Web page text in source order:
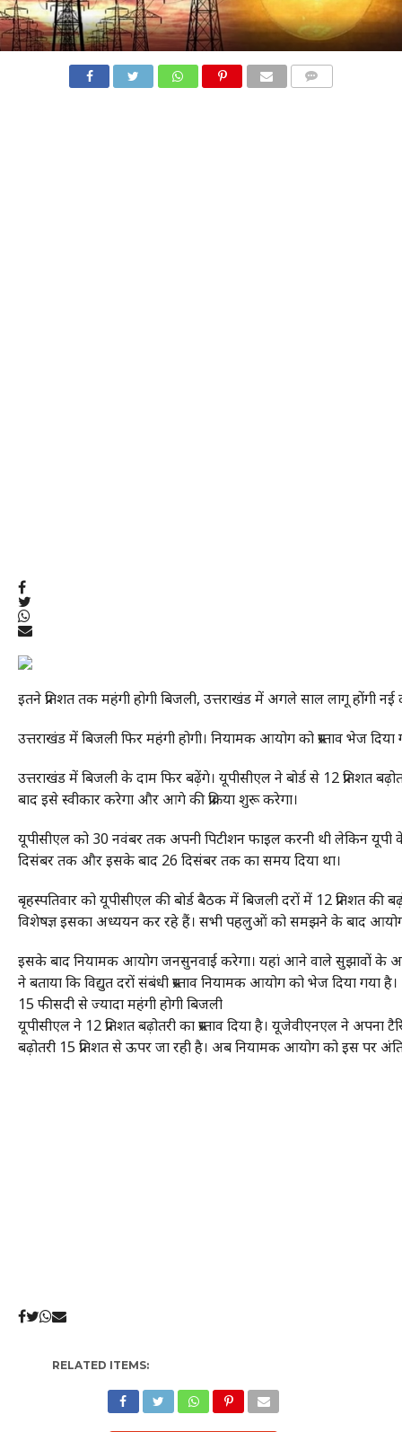
इतने प्रतिशत तक महंगी होगी बिजली, उत्तराखंड में अगले साल लागू होंगी नई
उत्तराखंड में बिजली फिर महंगी होगी। नियामक आयोग को प्रस्ताव भेज
उत्तराखंड में बिजली के दाम फिर बढ़ेंगे। यूपीसीएल ने बोर्ड से 12 प्रतिशत
बाद इसे स्वीकार करेगा और आगे की प्रक्रिया शुरू करेगा।
यूपीसीएल को 30 नवंबर तक अपनी पिटीशन फाइल करनी थी लेकिन यूपी
दिसंबर तक और इसके बाद 26 दिसंबर तक का समय दिया था।
बृहस्पतिवार को यूपीसीएल की बोर्ड बैठक में बिजली दरों में 12
विशेषज्ञ इसका अध्ययन कर रहे हैं। सभी पहलुओं को समझने के बाद आयोग
इसके बाद नियामक आयोग जनसुनवाई करेगा। यहां आने वाले सुझावों के
ने बताया कि विद्युत दरों संबंधी प्रस्ताव नियामक आयोग को भेज दिया गया है।
15 फीसदी से ज्यादा महंगी होगी बिजली
यूपीसीएल ने 12 प्रतिशत बढ़ोतरी का प्रस्ताव दिया है। यूजेवीएनएल ने
बढ़ोतरी 15 प्रतिशत से ऊपर जा रही है। अब नियामक आयोग को इस पर
RELATED ITEMS: